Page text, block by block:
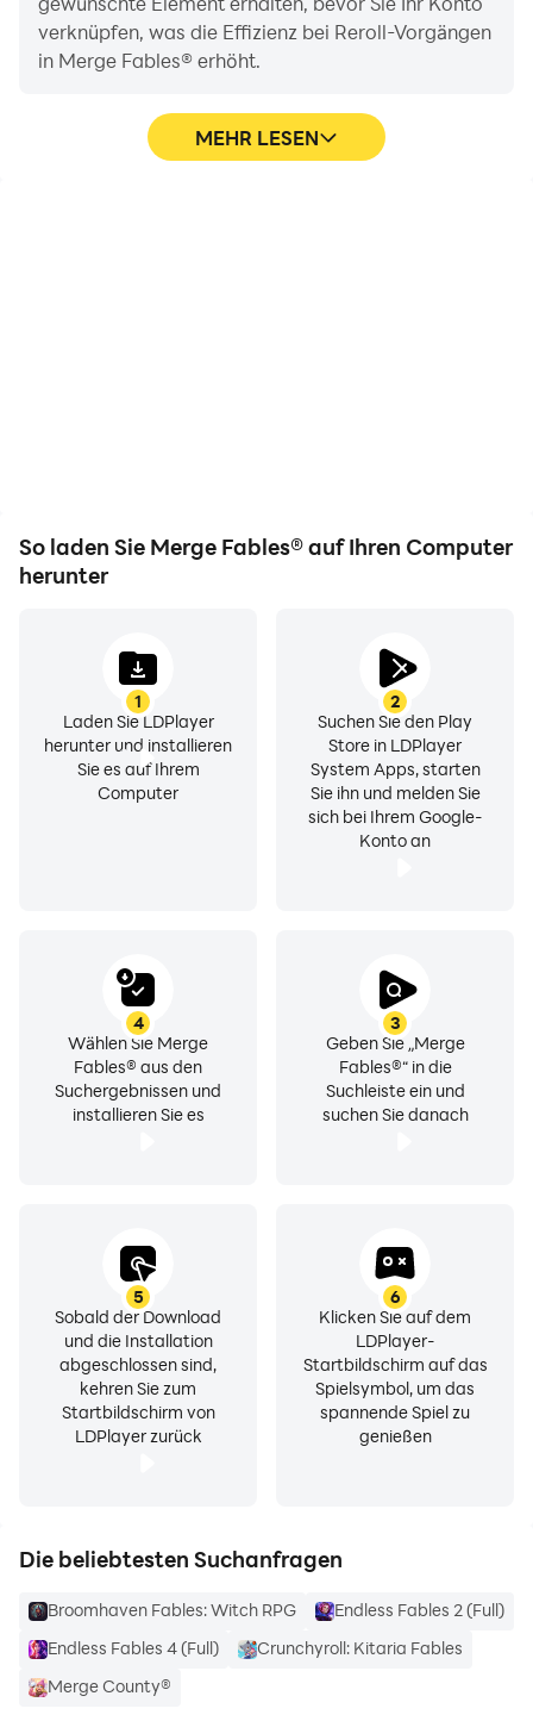
verknüpfen, was die Effizienz bei Reroll-Vorgängen
in Merge Fables® erhöht.
MEHR LESEN
So laden Sie Merge Fables® auf Ihren Computer
herunter
1
Laden Sie LDPlayer
herunter und installieren
Sie es auf Ihrem
Computer
2
Suchen Sie den Play
Store in LDPlayer
System Apps, starten
Sie ihn und melden Sie
sich bei Ihrem Google-
Konto an
3
Geben Sie „Merge
Fables®“ in die
Suchleiste ein und
suchen Sie danach
4
Wählen Sie Merge
Fables® aus den
Suchergebnissen und
installieren Sie es
5
Sobald der Download
und die Installation
abgeschlossen sind,
kehren Sie zum
Startbildschirm von
LDPlayer zurück
6
Klicken Sie auf dem
LDPlayer-
Startbildschirm auf das
Spielsymbol, um das
spannende Spiel zu
genießen
Die beliebtesten Suchanfragen
Broomhaven Fables: Witch RPG
Endless Fables 2 (Full)
Endless Fables 4 (Full)
Crunchyroll: Kitaria Fables
Merge County®